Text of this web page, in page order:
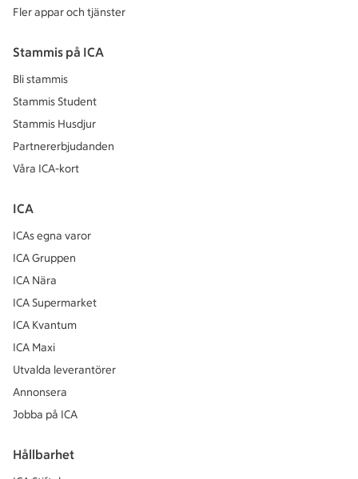
Fler appar och tjänster
Stammis på ICA
Bli stammis
Stammis Student
Stammis Husdjur
Partnererbjudanden
Våra ICA-kort
ICA
ICAs egna varor
ICA Gruppen
ICA Nära
ICA Supermarket
ICA Kvantum
ICA Maxi
Utvalda leverantörer
Annonsera
Jobba på ICA
Hållbarhet